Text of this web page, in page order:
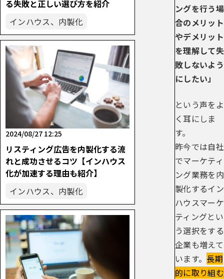
ングを行う場
合のメリット
やデメリット
を理解して失
敗しないよう
にしたい」
という声をよ
く耳にしま
す。
昨今では自社
でマーケティ
ング業務を内
製化するイン
ハウスマーケ
ティングとい
う選択をする
企業も増えて
います。 長期
的に取り組む
る失敗と正しい選び方を紹介
インハウス、内製化
2024/08/27 12:25
リスティング広告を内製化する流
れと成功させるコツ【インハウス
化が加速する理由も紹介】
インハウス、内製化